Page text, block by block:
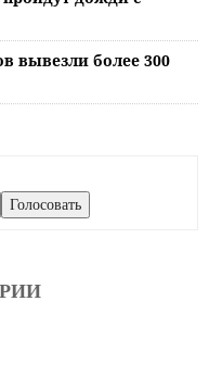
вывезли более 300